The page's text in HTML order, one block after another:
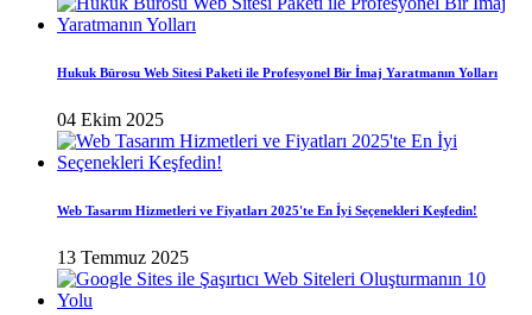
Hukuk Bürosu Web Sitesi Paketi ile Profesyonel Bir İmaj Yaratmanın Yolları
04 Ekim 2025
Web Tasarım Hizmetleri ve Fiyatları 2025'te En İyi Seçenekleri Keşfedin!
13 Temmuz 2025